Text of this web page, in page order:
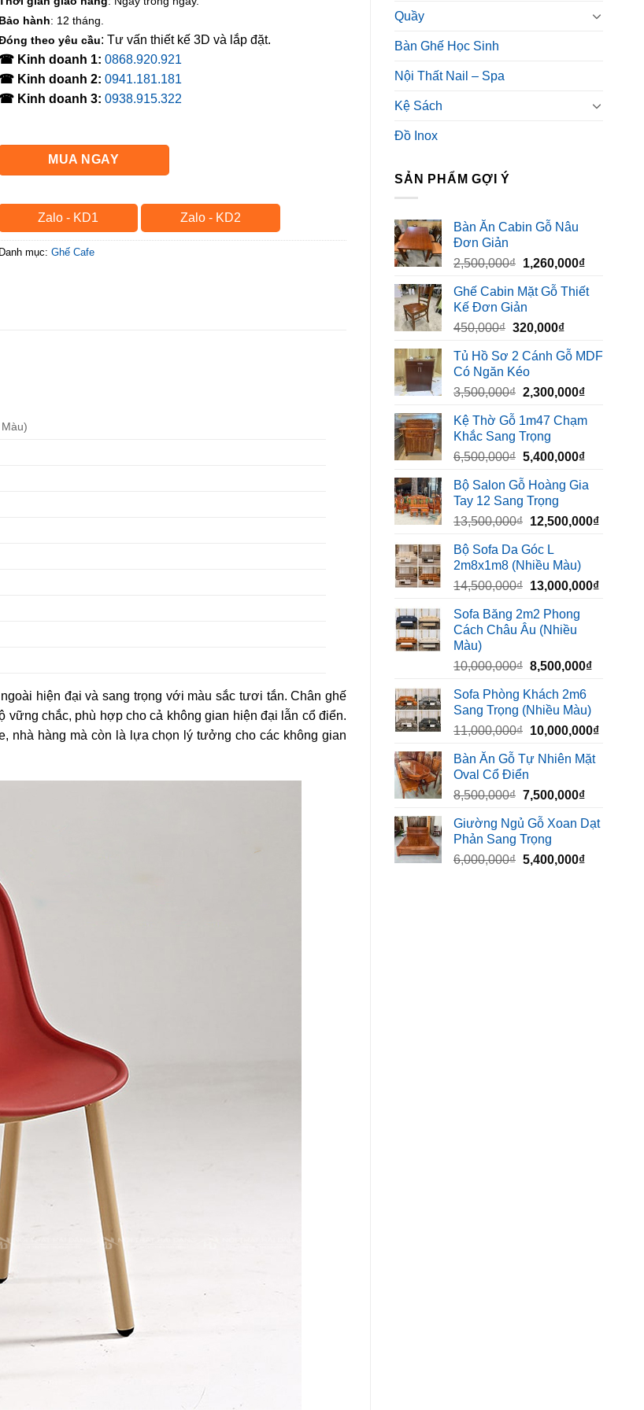
Quầy
Bàn Ghế Học Sinh
Nội Thất Nail – Spa
Kệ Sách
Đồ Inox
SẢN PHẨM GỢI Ý
Bàn Ăn Cabin Gỗ Nâu
Đơn Giản
2,500,000₫ Giá
là:
2,500,000₫.
1,260,000₫Giá
tại
Ghế Cabin Mặt Gỗ Thiết
Kế Đơn Giản
450,000₫ Giá
là:
450,000₫.
320,000₫Giá
tại
320,000₫.
Tủ Hồ Sơ 2 Cánh Gỗ MDF
Có Ngăn Kéo
3,500,000₫ Giá
là:
3,500,000₫.
2,300,000₫Giá
tại
Kệ Thờ Gỗ 1m47 Chạm
Khắc Sang Trọng
6,500,000₫ Giá
là:
6,500,000₫.
5,400,000₫Giá
tại
Bộ Salon Gỗ Hoàng Gia
Tay 12 Sang Trọng
13,500,000₫ Giá
là:
13,500,000₫.
12,500,000₫Giá
Bộ Sofa Da Góc L
2m8x1m8 (Nhiều Màu)
14,500,000₫ Giá
là:
14,500,000₫.
13,000,000₫Giá
Sofa Băng 2m2 Phong
Cách Châu Âu (Nhiều
Màu)
10,000,000₫ Giá
là:
10,000,000₫.
8,500,000₫Giá
là:
Sofa Phòng Khách 2m6
Sang Trọng (Nhiều Màu)
11,000,000₫ Giá
là:
10,000,000₫Giá
Bàn Ăn Gỗ Tự Nhiên Mặt
Oval Cổ Điển
8,500,000₫ Giá
là:
8,500,000₫.
7,500,000₫Giá
tại
Giường Ngủ Gỗ Xoan Dạt
Phản Sang Trọng
6,000,000₫ Giá
5,400,000₫Giá
Bảo hành: 12 tháng.
theo yêu cầu: Tư vấn thiết kế 3D và lắp đặt.
☎ Kinh doanh 1: 0868.920.921
☎ Kinh doanh 2: 0941.181.181
☎ Kinh doanh 3: 0938.915.322
MUA NGAY
Zalo - KD1 Zalo - KD2
Danh mục: Ghế Cafe
hiện đại và sang trọng với màu sắc tươi tắn. Chân ghế
chắc, phù hợp cho cả không gian hiện đại lẫn cổ điển.
nhà hàng mà còn là lựa chọn lý tưởng cho các không gian